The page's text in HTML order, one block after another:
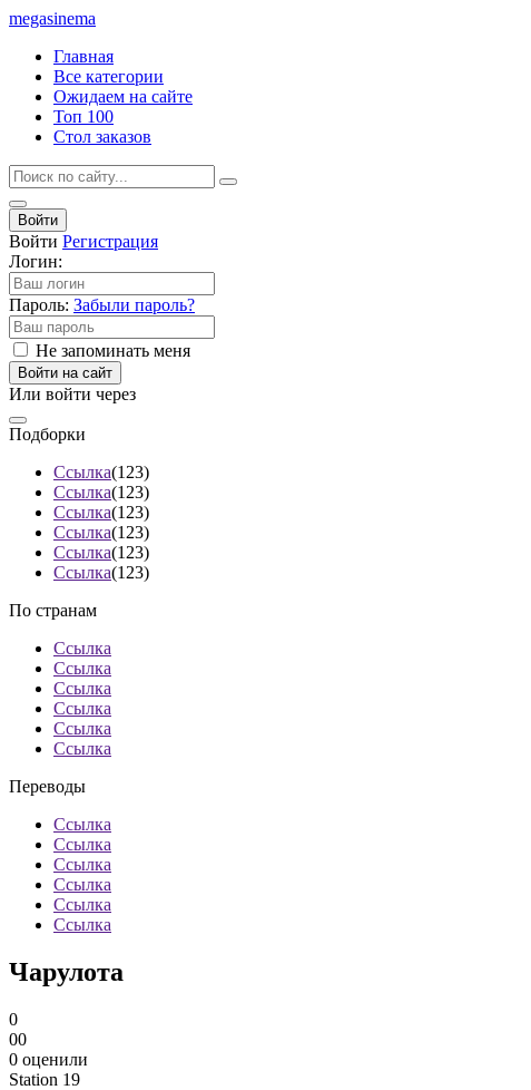
megasinema
Главная
Все категории
Ожидаем на сайте
Топ 100
Стол заказов
Войти
Войти Регистрация
Логин:
Пароль: Забыли пароль?
Не запоминать меня
Войти на сайт
Или войти через
Подборки
Ссылка(123)
Ссылка(123)
Ссылка(123)
Ссылка(123)
Ссылка(123)
Ссылка(123)
По странам
Ссылка
Ссылка
Ссылка
Ссылка
Ссылка
Ссылка
Переводы
Ссылка
Ссылка
Ссылка
Ссылка
Ссылка
Ссылка
Чарулота
0
00
0 оценили
Station 19